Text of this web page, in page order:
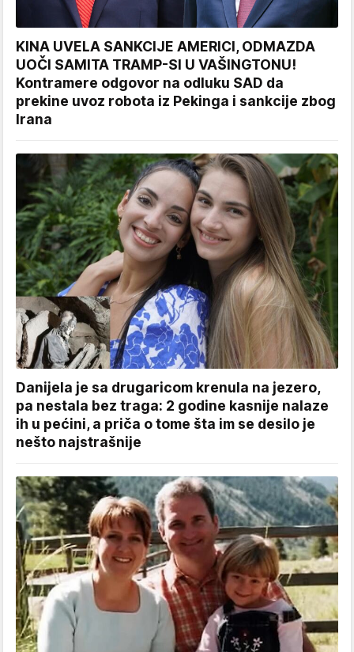
KINA UVELA SANKCIJE AMERICI, ODMAZDA
UOČI SAMITA TRAMP-SI U VAŠINGTONU!
Kontramere odgovor na odluku SAD da
prekine uvoz robota iz Pekinga i sankcije zbog
Irana
Danijela je sa drugaricom krenula na jezero,
pa nestala bez traga: 2 godine kasnije nalaze
ih u pećini, a priča o tome šta im se desilo je
nešto najstrašnije